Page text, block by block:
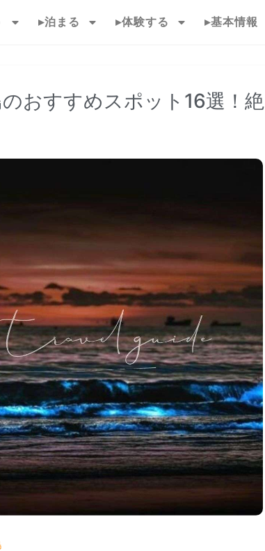
▸泊まる ▸体験する ▸基本情報
のおすすめスポット16選！絶